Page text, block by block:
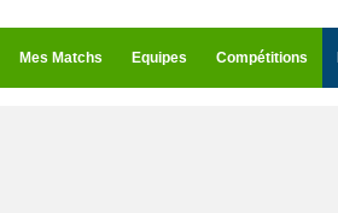
Mes Matchs Equipes Compétitions